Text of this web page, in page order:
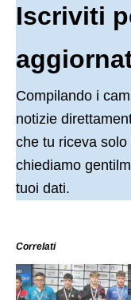
Iscriviti
Compilando i
notizie
che tu riceva
chiediamo
tuoi dati.
Correlati